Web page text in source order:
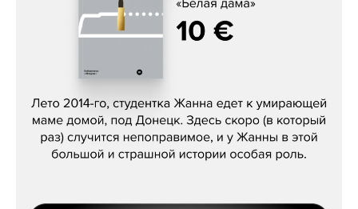
Сергей Лебедев, «Белая дама»